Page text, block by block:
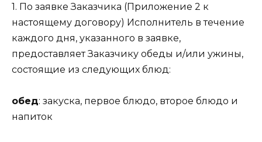
1. По заявке Заказчика (Приложение 2 к
настоящему договору) Исполнитель в течение
каждого дня, указанного в заявке,
предоставляет Заказчику обеды и/или ужины,
состоящие из следующих блюд:
обед: закуска, первое блюдо, второе блюдо и
напиток